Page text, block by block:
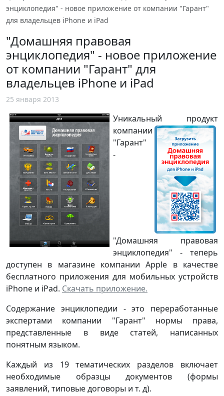
энциклопедия" - новое приложение от компании "Гарант"
для владельцев iPhone и iPad
"Домашняя правовая
энциклопедия" - новое приложение
от компании "Гарант" для
владельцев iPhone и iPad
25 января 2013
Уникальный продукт
компании
"Гарант"
-
"Домашняя правовая
энциклопедия" - теперь
доступен в магазине компании Apple в качестве
бесплатного приложения для мобильных устройств
iPhone и iPad. Скачать приложение.
Содержание энциклопедии - это переработанные
экспертами компании "Гарант" нормы права,
представленные в виде статей, написанных
понятным языком.
Каждый из 19 тематических разделов включает
необходимые образцы документов (формы
заявлений, типовые договоры и т. д).